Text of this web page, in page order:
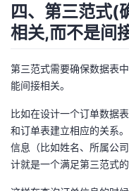
四、第三范式(
相关,而不是间
第三范式需要确保数据表
能间接相关。
比如在设计一个订单数据
和订单表建立相应的关系
信息（比如姓名、所属公
计就是一个满足第三范式的